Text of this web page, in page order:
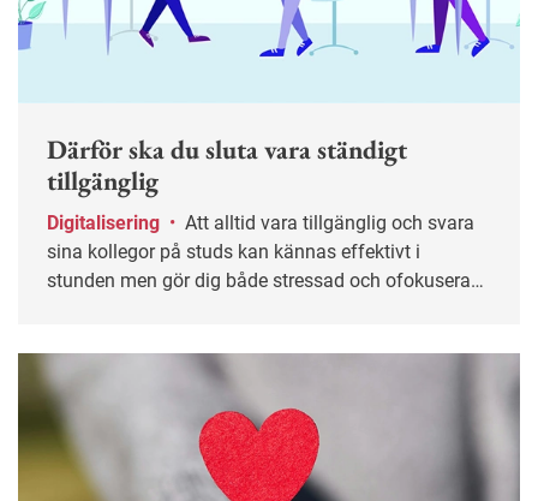
Därför ska du sluta vara ständigt
tillgänglig
Digitalisering •
sina kollegor på studs kan kännas effektivt i
stunden men gör dig både stressad och ofokuserad.
tillgänglig på jobbet.